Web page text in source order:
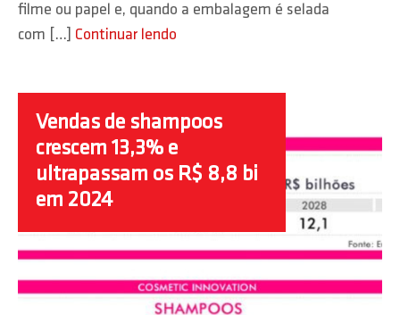
filme ou papel e, quando a embalagem é selada
com […] Continuar lendo
Vendas de shampoos
crescem 13,3% e
ultrapassam os R$ 8,8 bi
em 2024